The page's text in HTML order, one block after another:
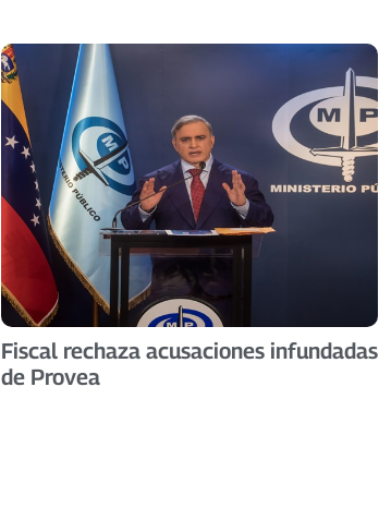
Fiscal rechaza acusaciones infundadas
de Provea